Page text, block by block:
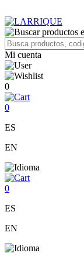
Mi cuenta
0
0
ES
EN
0
ES
EN